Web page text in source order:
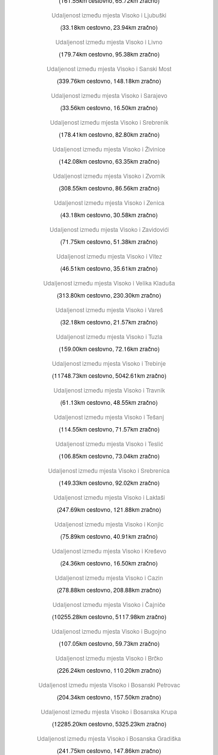
Udaljenost između mjesta Visoko i Ljubuški
(33.18km cestovno, 23.94km zračno)
Udaljenost između mjesta Visoko i Livno
(179.74km cestovno, 95.38km zračno)
Udaljenost između mjesta Visoko i Sanski Most
(339.76km cestovno, 148.18km zračno)
Udaljenost između mjesta Visoko i Sarajevo
(33.56km cestovno, 16.50km zračno)
Udaljenost između mjesta Visoko i Srebrenik
(178.41km cestovno, 82.80km zračno)
Udaljenost između mjesta Visoko i Živinice
(142.08km cestovno, 63.35km zračno)
Udaljenost između mjesta Visoko i Zvornik
(308.55km cestovno, 86.56km zračno)
Udaljenost između mjesta Visoko i Zenica
(43.18km cestovno, 30.58km zračno)
Udaljenost između mjesta Visoko i Zavidovići
(71.75km cestovno, 51.38km zračno)
Udaljenost između mjesta Visoko i Vitez
(46.51km cestovno, 35.61km zračno)
Udaljenost između mjesta Visoko i Velika Kladuša
(313.80km cestovno, 230.30km zračno)
Udaljenost između mjesta Visoko i Vareš
(32.18km cestovno, 21.57km zračno)
Udaljenost između mjesta Visoko i Tuzla
(159.00km cestovno, 72.16km zračno)
Udaljenost između mjesta Visoko i Trebinje
(11748.73km cestovno, 5042.61km zračno)
Udaljenost između mjesta Visoko i Travnik
(61.13km cestovno, 48.55km zračno)
Udaljenost između mjesta Visoko i Tešanj
(114.55km cestovno, 71.57km zračno)
Udaljenost između mjesta Visoko i Teslić
(106.85km cestovno, 73.04km zračno)
Udaljenost između mjesta Visoko i Srebrenica
(149.33km cestovno, 92.02km zračno)
Udaljenost između mjesta Visoko i Laktaši
(247.69km cestovno, 121.88km zračno)
Udaljenost između mjesta Visoko i Konjic
(75.89km cestovno, 40.91km zračno)
Udaljenost između mjesta Visoko i Kreševo
(24.36km cestovno, 16.50km zračno)
Udaljenost između mjesta Visoko i Cazin
(278.88km cestovno, 208.88km zračno)
Udaljenost između mjesta Visoko i Čajniče
(10255.28km cestovno, 5117.98km zračno)
Udaljenost između mjesta Visoko i Bugojno
(107.05km cestovno, 59.73km zračno)
Udaljenost između mjesta Visoko i Brčko
(226.24km cestovno, 110.20km zračno)
Udaljenost između mjesta Visoko i Bosanski Petrovac
(204.34km cestovno, 157.50km zračno)
Udaljenost između mjesta Visoko i Bosanska Krupa
(12285.20km cestovno, 5325.23km zračno)
Udaljenost između mjesta Visoko i Bosanska Gradiška
(241.75km cestovno, 147.86km zračno)